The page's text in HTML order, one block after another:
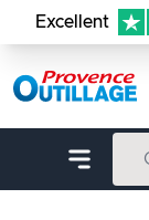
Aller au
Excellent